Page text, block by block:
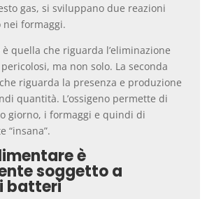
gas, si sviluppano due reazioni
formaggi.
quella che riguarda l’eliminazione
ma non solo. La seconda
riguarda la presenza e produzione
quantità. L’ossigeno permette di
giorno, i formaggi e quindi di
“insana”.
è
soggetto a
batteri